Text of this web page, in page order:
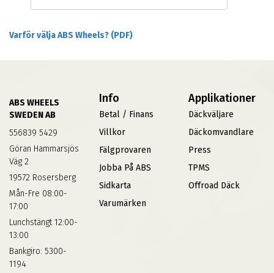
Varför välja ABS Wheels? (PDF)
ABS WHEELS
SWEDEN AB
556839 5429
Göran Hammarsjös
Väg 2
19572 Rosersberg
Mån-Fre 08:00-
17:00
Lunchstängt 12:00-
13:00
Bankgiro: 5300-
1194
Info
Betal / Finans
Villkor
Fälgprovaren
Jobba På ABS
Sidkarta
Varumärken
Applikationer
Däckväljare
Däckomvandlare
Press
TPMS
Offroad Däck